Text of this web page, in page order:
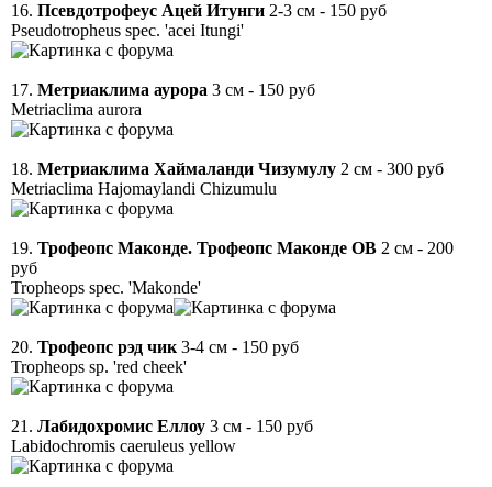
16. Псевдотрофеус Ацей Итунги 2-3 см - 150 руб
Pseudotropheus spec. 'acei Itungi'
17. Метриаклима аурора 3 см - 150 руб
Metriaclima aurora
18. Метриаклима Хаймаланди Чизумулу 2 см - 300 руб
Metriaclima Hajomaylandi Chizumulu
19. Трофеопс Маконде. Трофеопс Маконде ОВ 2 см - 200
руб
Tropheops spec. 'Makonde'
20. Трофеопс рэд чик 3-4 см - 150 руб
Tropheops sp. 'red cheek'
21. Лабидохромис Еллоу 3 см - 150 руб
Labidochromis caeruleus yellow